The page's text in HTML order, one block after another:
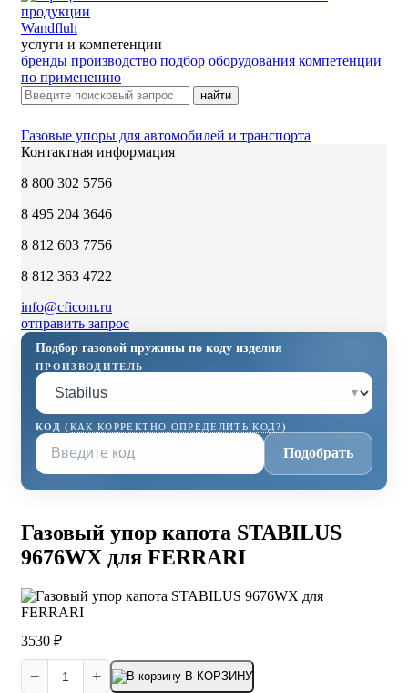
Wandfluh
услуги и компетенции
бренды производство подбор оборудования компетенции
по применению
найти
Газовые упоры для автомобилей и транспорта
Контактная информация
8 800 302 5756
8 495 204 3646
8 812 603 7756
8 812 363 4722
info@cficom.ru
отправить запрос
Подбор газовой пружины по коду изделия
ПРОИЗВОДИТЕЛЬ
▾
КОД (КАК КОРРЕКТНО ОПРЕДЕЛИТЬ КОД?)
Подобрать
Газовый упор капота STABILUS
9676WX для FERRARI
3530 ₽
− + В КОРЗИНУ